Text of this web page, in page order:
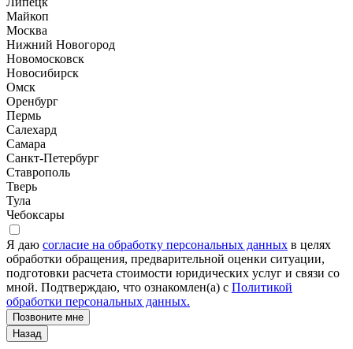
Майкоп
Москва
Нижний Новогород
Новомосковск
Новосибирск
Омск
Оренбург
Пермь
Салехард
Самара
Санкт-Петербург
Ставрополь
Тверь
Тула
Чебоксары
Я даю согласие на обработку персональных данных в целях
обработки обращения, предварительной оценки ситуации,
подготовки расчета стоимости юридических услуг и связи со
мной. Подтверждаю, что ознакомлен(а) с Политикой
обработки персональных данных.
Позвоните мне
Назад